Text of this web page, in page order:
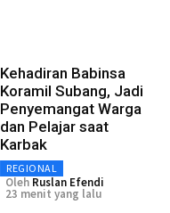
Kehadiran Babinsa
Koramil Subang, Jadi
Penyemangat Warga
dan Pelajar saat
Karbak
REGIONAL
Oleh Ruslan Efendi
23 menit yang lalu